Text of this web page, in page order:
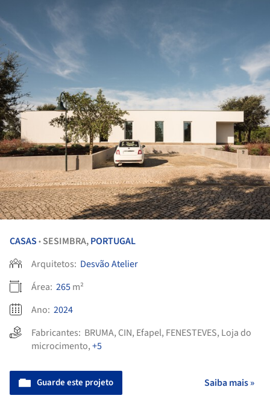
CASAS • SESIMBRA,PORTUGAL
Arquitetos: Desvão Atelier
Área: 265m²
Ano: 2024
Fabricantes: BRUMA, CIN, Efapel, FENESTEVES, Loja do
microcimento,+5
Guarde este projeto Saiba mais »